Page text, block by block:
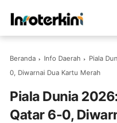
Beranda Info Daerah
Piala
0, Diwarnai Dua Kartu Merah
Piala Dunia
Qatar 6-0,